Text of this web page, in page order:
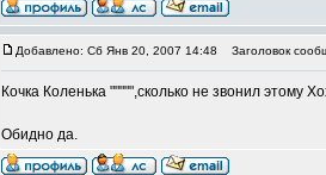
Добавлено: Сб Янв 20, 2007 14:48 Заголовок
Кочка Коленька """"",сколько не звонил этому
Обидно да.